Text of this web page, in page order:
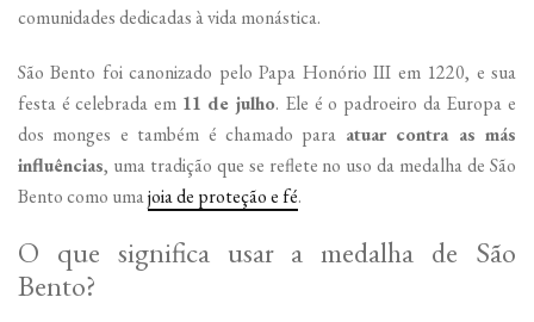
comunidades dedicadas à vida monástica.
São Bento foi canonizado pelo Papa Honório III em 1220, e sua
festa é celebrada em 11 de julho. Ele é o padroeiro da Europa e
dos monges e também é chamado para atuar contra as más
influências, uma tradição que se reflete no uso da medalha de São
Bento como umajoia de proteção e fé.
O que significa usar a medalha de São
Bento?